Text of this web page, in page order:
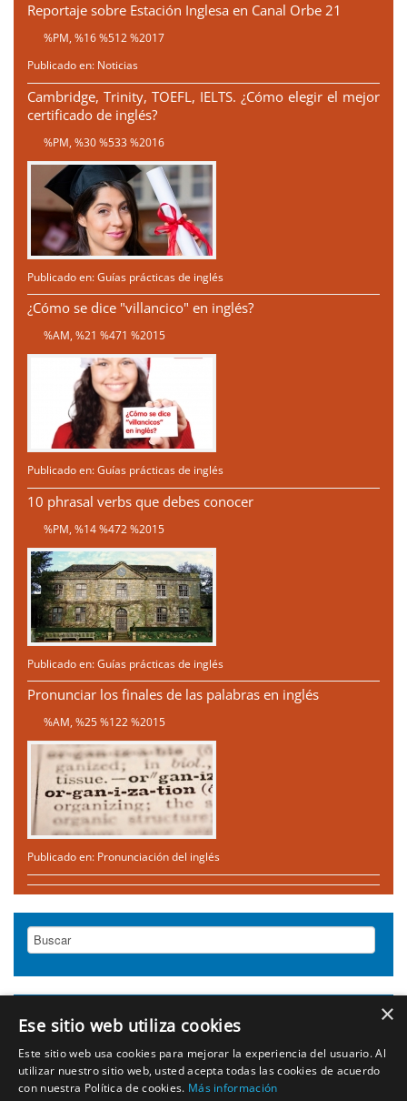
Reportaje sobre Estación Inglesa en Canal Orbe 21
%PM, %16 %512 %2017
Publicado en: Noticias
Cambridge, Trinity, TOEFL, IELTS. ¿Cómo elegir el mejor
certificado de inglés?
%PM, %30 %533 %2016
Publicado en:Guías prácticas de inglés
¿Cómo se dice "villancico" en inglés?
%AM, %21 %471 %2015
Publicado en:Guías prácticas de inglés
10 phrasal verbs que debes conocer
%PM, %14 %472 %2015
Publicado en:Guías prácticas de inglés
Pronunciar los finales de las palabras en inglés
%AM, %25 %122 %2015
Publicado en: Pronunciación del inglés
NUBE DE ETIQUETAS
arroba en ingles cambridgeCertificados inglesCorreo
electronico ingles Cursos ingles intensivo
×
Ese sitio web utiliza cookies
Este sitio web usa cookies para mejorar la experiencia del usuario. Al
utilizar nuestro sitio web, usted acepta todas las cookies de acuerdo
con nuestra Política de cookies. Más información